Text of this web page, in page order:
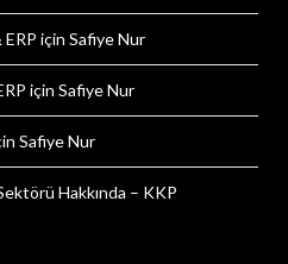
için Safiye Nur
için Safiye Nur
Safiye Nur
Hakkında – KKP